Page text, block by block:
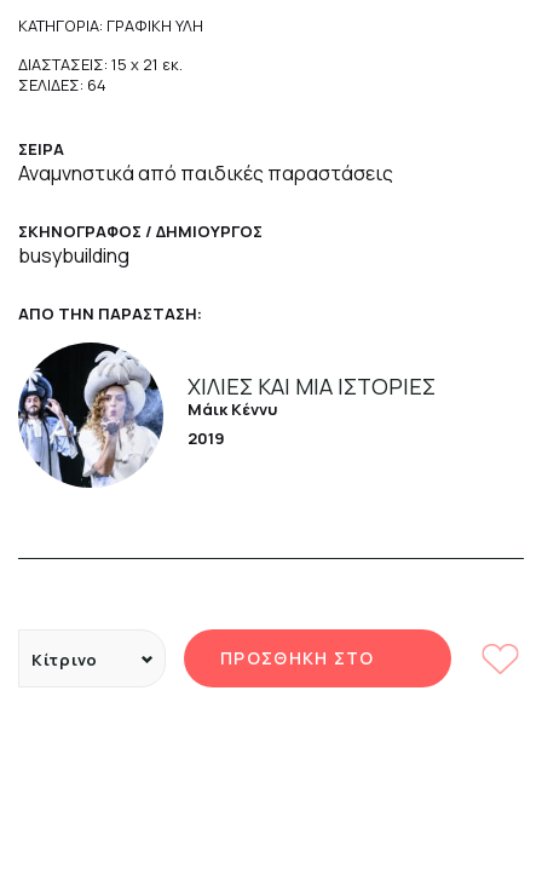
ΚΑΤΗΓΟΡΙΑ: ΓΡΑΦΙΚΗ ΥΛΗ
ΔΙΑΣΤΑΣΕΙΣ: 15 x 21 εκ.
ΣΕΛΙΔΕΣ: 64
ΣΕΙΡΑ
Αναμνηστικά από παιδικές παραστάσεις
ΣΚΗΝΟΓΡΑΦΟΣ / ΔΗΜΙΟΥΡΓΟΣ
busybuilding
ΑΠΟ ΤΗΝ ΠΑΡΑΣΤΑΣΗ:
ΧΊΛΙΕΣ ΚΑΙ ΜΊΑ ΙΣΤΟΡΊΕΣ
Μάικ Κέννυ
2019
Κίτρινο ΠΡΟΣΘΗΚΗ ΣΤΟ